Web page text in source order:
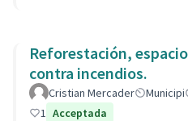
Reforestación,
contra incendios.
Cristian Mercader Municipi
1 Acceptada